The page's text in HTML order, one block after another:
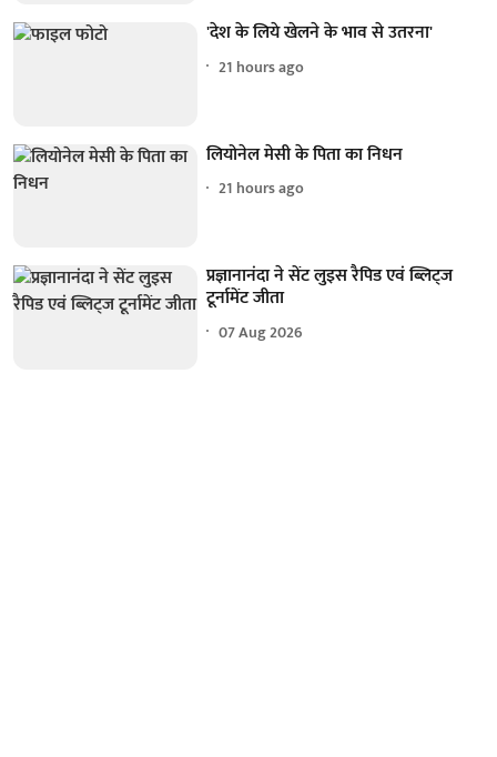
'देश के लिये खेलने के भाव से उतरना'
21 hours ago
लियोनेल मेसी के पिता का निधन
21 hours ago
प्रज्ञानानंदा ने सेंट लुइस रैपिड एवं ब्लिट्ज
टूर्नामेंट जीता
07 Aug 2026